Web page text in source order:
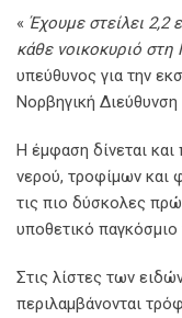
« Έχουμε στείλει 2,2
κάθε νοικοκυριό στη
υπεύθυνος για την
Νορβηγική
Η έμφαση δίνεται
νερού, τροφίμων και
τις πιο δύσκολες
υποθετικό
Στις λίστες των
περιλαμβάνονται